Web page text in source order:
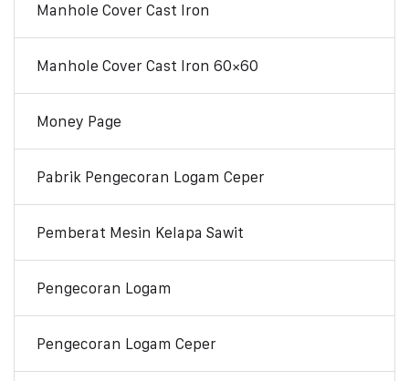
Manhole Cover Cast Iron
Manhole Cover Cast Iron 60×60
Money Page
Pabrik Pengecoran Logam Ceper
Pemberat Mesin Kelapa Sawit
Pengecoran Logam
Pengecoran Logam Ceper